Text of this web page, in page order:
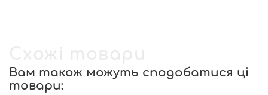
Вам також можуть сподобатися ці
товари: